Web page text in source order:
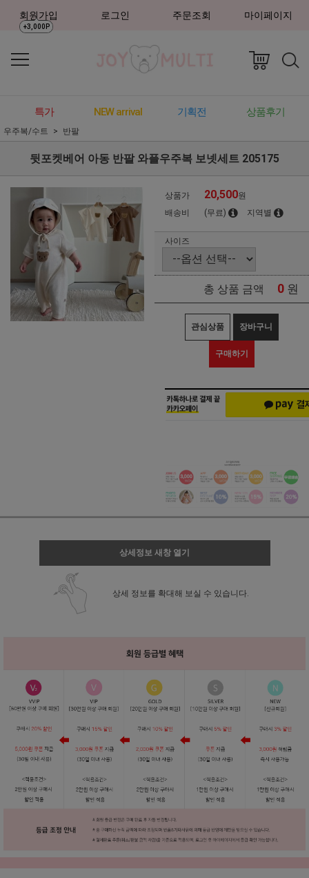
회원가입
+3,000P
로그인 주문조회 마이페이지
특가 NEW arrival 기획전 상품후기
우주복/수트 반팔
뒷포켓베어 아동 반팔 와플우주복 보넷세트 205175
상품가 20,500원
배송비
(무료) 지역별
사이즈
총 상품 금액 0 원
관심상품 장바구니
구매하기
상세정보 새창 열기
상세 정보를 확대해 보실 수 있습니다.